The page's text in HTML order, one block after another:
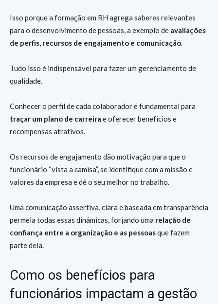
Isso porque a formação em RH agrega saberes relevantes
para o desenvolvimento de pessoas, a exemplo de avaliações
de perfis, recursos de engajamento e comunicação.
Tudo isso é indispensável para fazer um gerenciamento de
qualidade.
Conhecer o perfil de cada colaborador é fundamental para
traçar um plano de carreira e oferecer benefícios e
recompensas atrativos.
Os recursos de engajamento dão motivação para que o
funcionário “vista a camisa”, se identifique com a missão e
valores da empresa e dê o seu melhor no trabalho.
Uma comunicação assertiva, clara e baseada em transparência
permeia todas essas dinâmicas, forjando uma relação de
confiança entre a organização e as pessoasque fazem
parte dela.
Como os benefícios para
funcionários impactam a gestão